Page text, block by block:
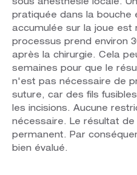
sous anesthésie locale.
pratiquée dans la bouche
accumulée sur la joue est
processus prend environ
après la chirurgie. Cela
semaines pour que le
n'est pas nécessaire de
suture, car des fils
les incisions. Aucune
nécessaire. Le résultat
permanent. Par
bien évalué.